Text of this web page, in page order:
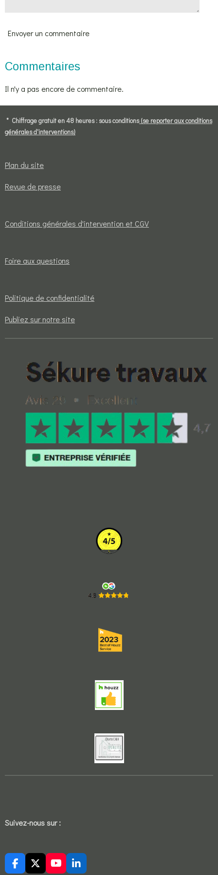
Envoyer un commentaire
Commentaires
Il n'y a pas encore de commentaire.
* Chiffrage gratuit en 48 heures : sous conditions(se reporter aux conditions
générales d'interventions)
Plan du site
Revue de presse
Conditions générales d'intervention et CGV
Foire aux questions
Politique de confidentialité
Publiez sur notre site
Suivez-nous sur :
F
X
Y
L